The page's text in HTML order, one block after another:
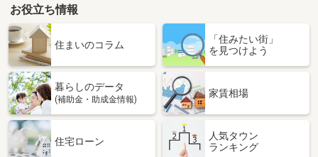
お役立ち情報
住まいのコラム
「住みたい街」
を見つけよう
暮らしのデータ
(補助金・助成金情報)
家賃相場
住宅ローン
人気タウン
ランキング